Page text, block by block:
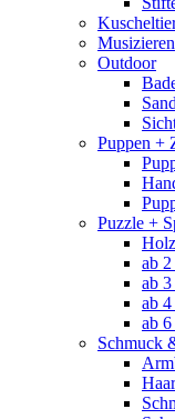
Musizieren
Outdoor
Puppen +
Puzzle +
ab 2
ab 3
ab 4
ab 6
Schmuck